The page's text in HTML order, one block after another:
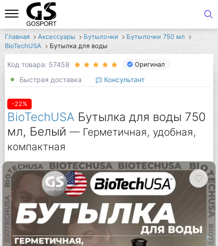
Главная Аксессуары Бутылочки
Бутылочки 750 мл
BioTechUSA
Бутылка для воды
Код товара: 57458 Оригинал
Быстрая доставка Консультант
-22%
BioTechUSA Бутылка для воды 750
мл, Белый — Герметичная, удобная,
компактная